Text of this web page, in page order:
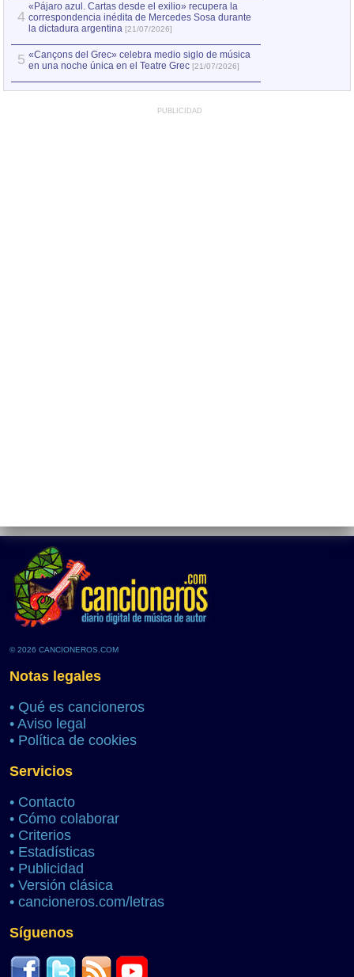
4
«Pájaro azul. Cartas desde el exilio» recupera la
correspondencia inédita de Mercedes Sosa durante
la dictadura argentina [21/07/2026]
5 «Cançons del Grec» celebra medio siglo de música
en una noche única en el Teatre Grec [21/07/2026]
PUBLICIDAD
© 2026 CANCIONEROS.COM
Notas legales
• Qué es cancioneros
• Aviso legal
• Política de cookies
Servicios
• Contacto
• Cómo colaborar
• Criterios
• Estadísticas
• Publicidad
• Versión clásica
• cancioneros.com/letras
Síguenos